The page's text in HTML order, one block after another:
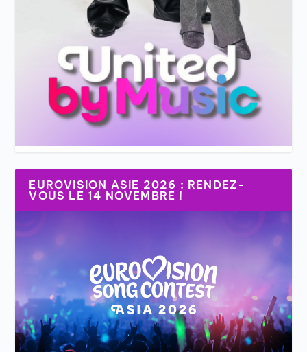
EUROVISION ASIE 2026 : RENDEZ-
VOUS LE 14 NOVEMBRE !